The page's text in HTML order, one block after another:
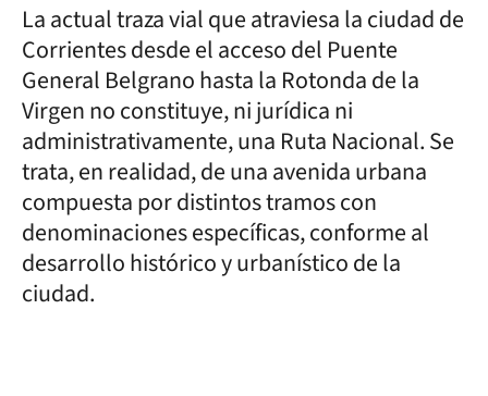
La actual traza vial que atraviesa la ciudad de
Corrientes desde el acceso del Puente
General Belgrano hasta la Rotonda de la
Virgen no constituye, ni jurídica ni
administrativamente, una Ruta Nacional. Se
trata, en realidad, de una avenida urbana
compuesta por distintos tramos con
denominaciones específicas, conforme al
desarrollo histórico y urbanístico de la
ciudad.